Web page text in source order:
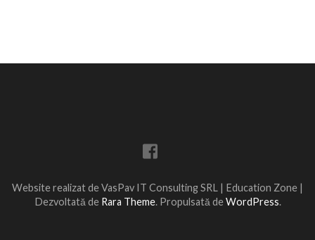
Website realizat de VasPav IT Consulting SRL | Education Zone |
Dezvoltată de Rara Theme. Propulsată deWordPress.